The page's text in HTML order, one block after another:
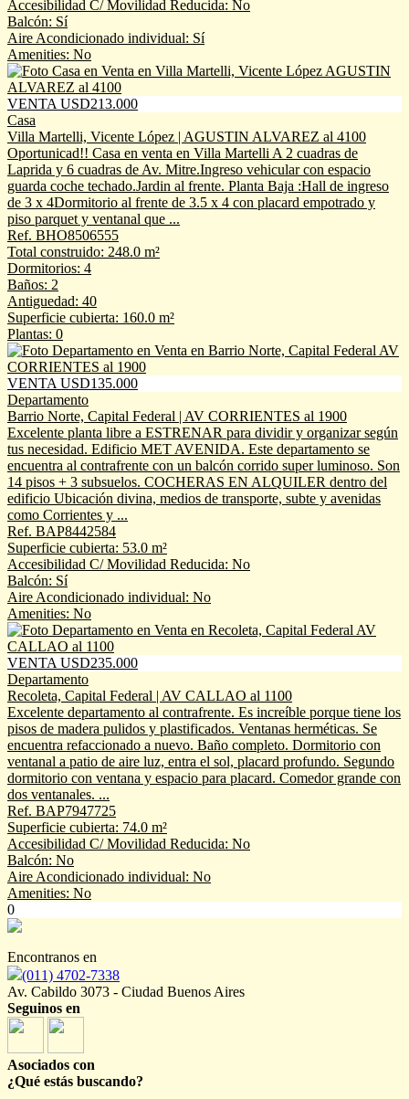
Accesibilidad C/ Movilidad Reducida: No
Balcón: Sí
Aire Acondicionado individual: Sí
Amenities: No
VENTA USD213.000
Casa
Villa Martelli, Vicente López | AGUSTIN ALVAREZ al 4100
Oportunicad!! Casa en venta en Villa Martelli A 2 cuadras de
Laprida y 6 cuadras de Av. Mitre.Ingreso vehicular con espacio
guarda coche techado.Jardin al frente. Planta Baja :Hall de ingreso
de 3 x 4Dormitorio al frente de 3.5 x 4 con placard empotrado y
piso parquet y ventanal que ...
Ref. BHO8506555
Total construido: 248.0 m²
Dormitorios: 4
Baños: 2
Antiguedad: 40
Superficie cubierta: 160.0 m²
Plantas: 0
VENTA USD135.000
Departamento
Barrio Norte, Capital Federal | AV CORRIENTES al 1900
Excelente planta libre a ESTRENAR para dividir y organizar según
tus necesidad. Edificio MET AVENIDA. Este departamento se
encuentra al contrafrente con un balcón corrido super luminoso. Son
14 pisos + 3 subsuelos. COCHERAS EN ALQUILER dentro del
edificio Ubicación divina, medios de transporte, subte y avenidas
como Corrientes y ...
Ref. BAP8442584
Superficie cubierta: 53.0 m²
Accesibilidad C/ Movilidad Reducida: No
Balcón: Sí
Aire Acondicionado individual: No
Amenities: No
VENTA USD235.000
Departamento
Recoleta, Capital Federal | AV CALLAO al 1100
Excelente departamento al contrafrente. Es increíble porque tiene los
pisos de madera pulidos y plastificados. Ventanas herméticas. Se
encuentra refaccionado a nuevo. Baño completo. Dormitorio con
ventanal a patio de aire luz, entra el sol, placard profundo. Segundo
dormitorio con ventana y espacio para placard. Comedor grande con
dos ventanales. ...
Ref. BAP7947725
Superficie cubierta: 74.0 m²
Accesibilidad C/ Movilidad Reducida: No
Balcón: No
Aire Acondicionado individual: No
Amenities: No
0
Encontranos en
(011) 4702-7338
Av. Cabildo 3073 - Ciudad Buenos Aires
Seguinos en
Asociados con
¿Qué estás buscando?